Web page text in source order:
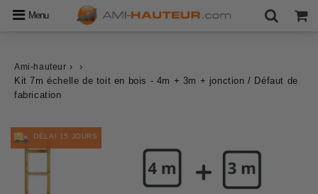
Menu
Ami-hauteur ›
›
Kit 7m échelle de toit en bois - 4m + 3m + jonction / Défaut de
fabrication
DÉLAI 15 JOURS